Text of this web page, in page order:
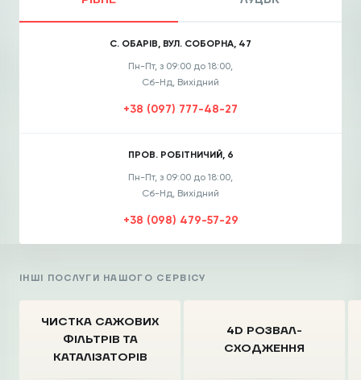
С. ОБАРІВ, ВУЛ. СОБОРНА, 47
Пн-Пт, з 09:00 до 18:00,
Сб-Нд, Вихідний
+38 (097) 777-48-27
ПРОВ. РОБІТНИЧИЙ, 6
Пн-Пт, з 09:00 до 18:00,
Сб-Нд, Вихідний
+38 (098) 479-57-29
ІНШІ ПОСЛУГИ НАШОГО СЕРВІСУ
ЧИСТКА CАЖОВИХ
ФІЛЬТРІВ ТА
КАТАЛІЗАТОРІВ
4D РОЗВАЛ-
СХОДЖЕННЯ